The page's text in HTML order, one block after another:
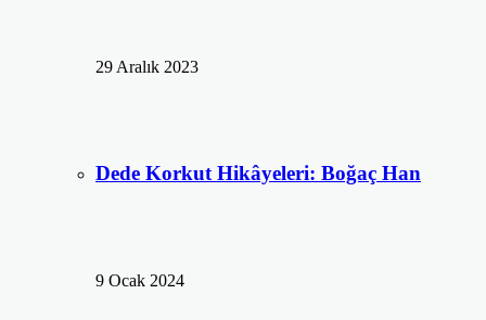
29 Aralık 2023
Dede Korkut Hikâyeleri: Boğaç Han
9 Ocak 2024